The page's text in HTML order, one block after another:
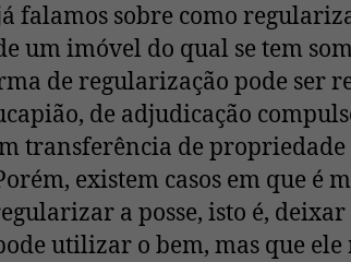
falamos sobre como
um imóvel do qual se tem
de regularização pode ser
de adjudicação
transferência de propriedade
existem casos em que é
a posse, isto é, deixar
utilizar o bem, mas que ele